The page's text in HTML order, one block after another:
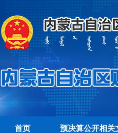
首页 预决算公开相关